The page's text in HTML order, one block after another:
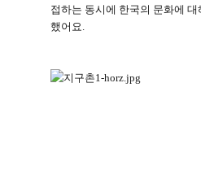
접하는 동시에 한국의 문화에
했어요